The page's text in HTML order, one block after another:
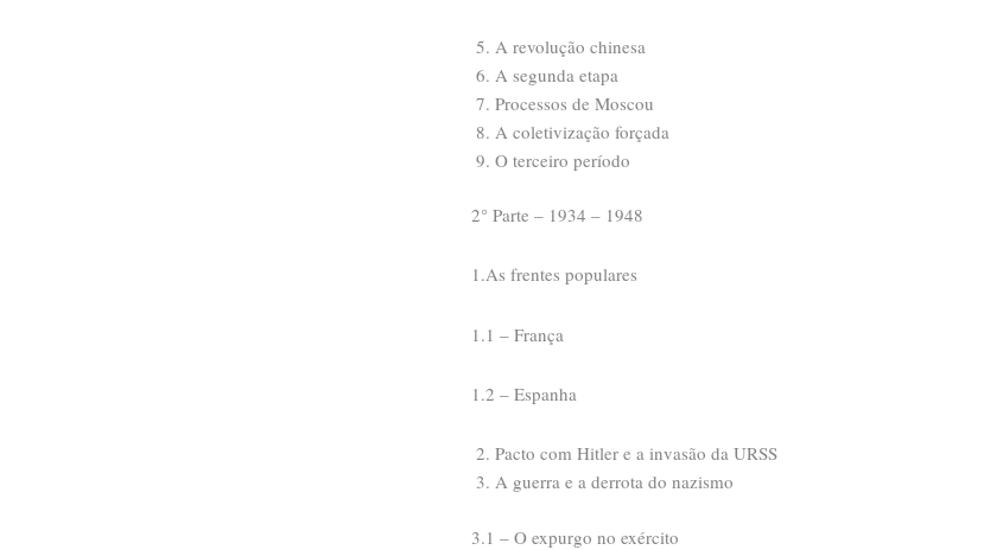
A revolução chinesa
A segunda etapa
Processos de Moscou
A coletivização forçada
O terceiro período
2° Parte – 1934 – 1948
1.As frentes populares
1.1 – França
1.2 – Espanha
Pacto com Hitler e a invasão da URSS
A guerra e a derrota do nazismo
3.1 – O expurgo no exército